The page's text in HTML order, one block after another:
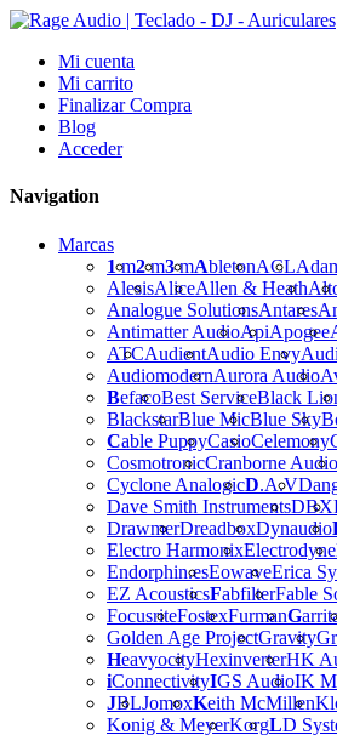
Mi cuenta
Mi carrito
Finalizar Compra
Blog
Acceder
Navigation
Marcas
1m2m3mAbletonACL
AlesisAliceAllen & Heath
Analogue SolutionsAntares
Antimatter AudioApiApogee
ATCAudientAudio Envy
AudiomodernAurora Audio
BefacoBest ServiceBlack
BlackstarBlue MicBlue Sky
Cable PuppyCasioCelemony
CosmotronicCranborne Audio
Cyclone AnalogicD.A.V
Dave Smith InstrumentsDBX
DrawmerDreadboxDynaudio
Electro HarmonixElectrodyne
Endorphin.esEowaveErica
EZ AcousticsFabfilterFable
FocusriteFostexFurmanG
Golden Age ProjectGravity
HeavyocityHexinverterHK
iConnectivityIGS AudioIK
JBLJomoxKeith McMillen
Konig & MeyerKorgLD